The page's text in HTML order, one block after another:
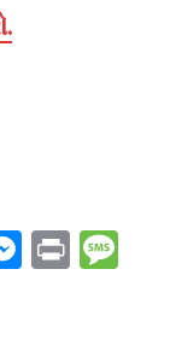
Print